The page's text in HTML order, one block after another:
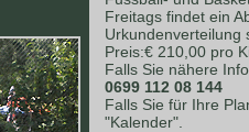
Freitags findet ein
Urkundenverteilung
Preis:€ 210,00 pro
Falls Sie nähere
0699 112 08 144
Falls Sie für Ihre
"Kalender".